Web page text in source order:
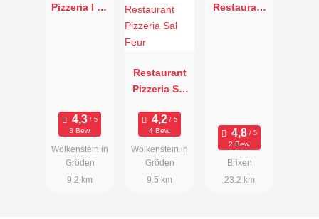
Pizzeria I La
3 Bew.
Wolkenstein in
Gröden
9.2 km
Restaurant
Pizzeria Sal
4 Bew.
Wolkenstein in
Gröden
9.5 km
Restaurant
2 Bew.
Brixen
23.2 km